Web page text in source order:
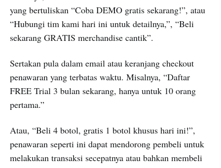
yang bertuliskan “Coba DEMO gratis sekarang!”, atau
“Hubungi tim kami hari ini untuk detailnya,”, “Beli
sekarang GRATIS merchandise cantik”.
Sertakan pula dalam email atau keranjang checkout
penawaran yang terbatas waktu. Misalnya, “Daftar
FREE Trial 3 bulan sekarang, hanya untuk 10 orang
pertama.”
Atau, “Beli 4 botol, gratis 1 botol khusus hari ini!”,
penawaran seperti ini dapat mendorong pembeli untuk
melakukan transaksi secepatnya atau bahkan membeli